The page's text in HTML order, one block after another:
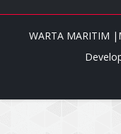
WARTA MARITIM